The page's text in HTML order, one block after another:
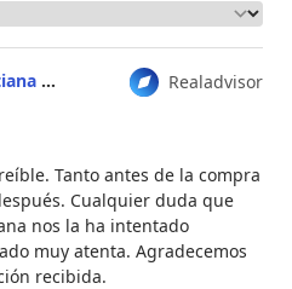
Realadvisor
Pérez
Tanto antes de la compra
Cualquier duda que
nos la ha intentado
muy atenta. Agradecemos
recibida.